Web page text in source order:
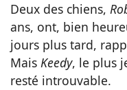
Deux des chiens,
ans, ont, bien
jours plus tard,
Mais Keedy, le plus
resté introuvable.